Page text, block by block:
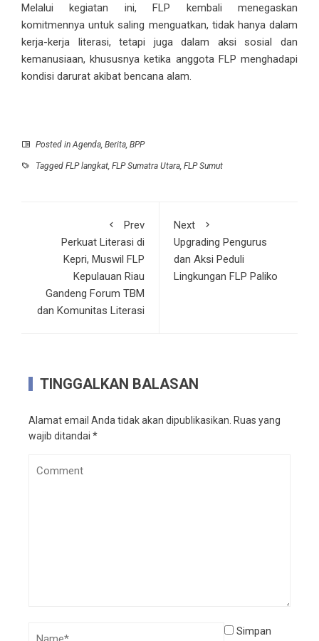
Melalui kegiatan ini, FLP kembali menegaskan
komitmennya untuk saling menguatkan, tidak hanya dalam
kerja-kerja literasi, tetapi juga dalam aksi sosial dan
kemanusiaan, khususnya ketika anggota FLP menghadapi
kondisi darurat akibat bencana alam.
Posted inAgenda, Berita, BPP
Tagged FLP langkat, FLP Sumatra Utara, FLP Sumut
Prev
Perkuat Literasi di
Kepri, Muswil FLP
Kepulauan Riau
Gandeng Forum TBM
dan Komunitas Literasi
Next
Upgrading Pengurus
dan Aksi Peduli
Lingkungan FLP Paliko
TINGGALKAN BALASAN
Alamat email Anda tidak akan dipublikasikan. Ruas yang
wajib ditandai *
Simpan